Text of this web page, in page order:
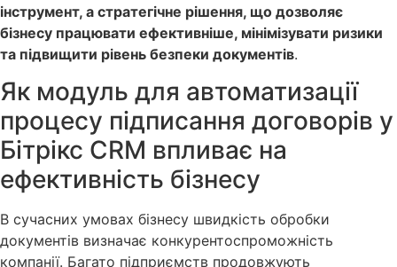
інструмент, а стратегічне рішення, що дозволяє
бізнесу працювати ефективніше, мінімізувати ризики
та підвищити рівень безпеки документів.
Як модуль для автоматизації
процесу підписання договорів у
Бітрікс CRM впливає на
ефективність бізнесу
В сучасних умовах бізнесу швидкість обробки
документів визначає конкурентоспроможність
компанії. Багато підприємств продовжують